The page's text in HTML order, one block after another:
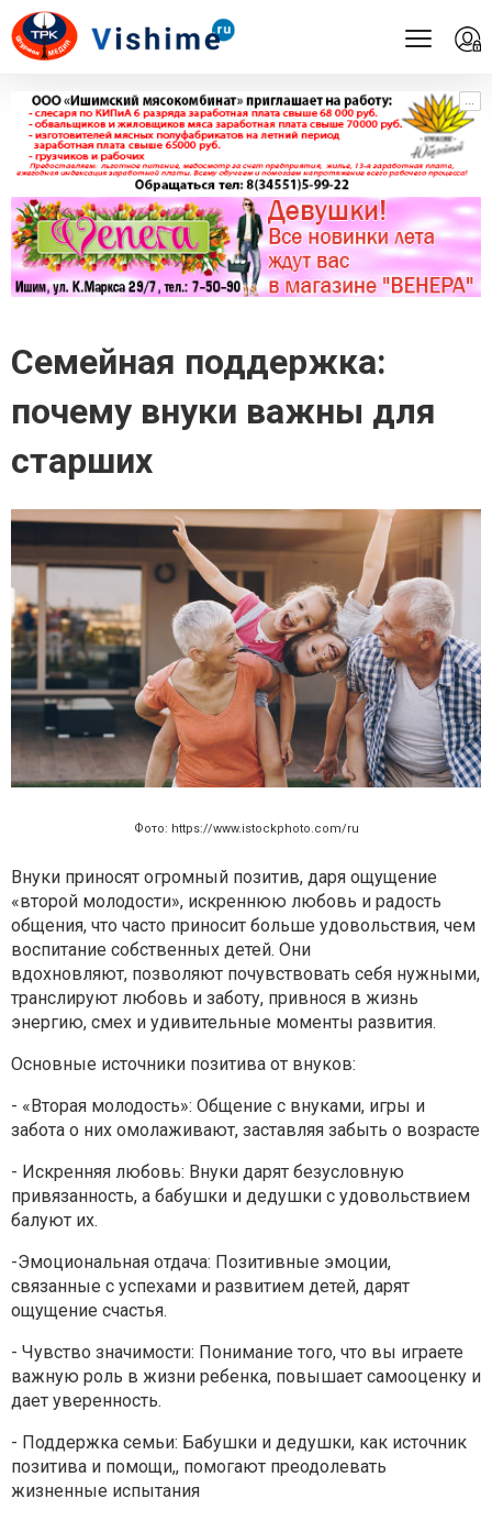
...
...
Семейная поддержка:
почему внуки важны для
старших
Фото: https://www.istockphoto.com/ru
Внуки приносят огромный позитив, даря ощущение
«второй молодости», искреннюю любовь и радость
общения, что часто приносит больше удовольствия, чем
воспитание собственных детей. Они
вдохновляют, позволяют почувствовать себя нужными,
транслируют любовь и заботу, привнося в жизнь
энергию, смех и удивительные моменты развития.
Основные источники позитива от внуков:
- «Вторая молодость»: Общение с внуками, игры и
забота о них омолаживают, заставляя забыть о возрасте
- Искренняя любовь: Внуки дарят безусловную
привязанность, а бабушки и дедушки с удовольствием
балуют их.
-Эмоциональная отдача: Позитивные эмоции,
связанные с успехами и развитием детей, дарят
ощущение счастья.
- Чувство значимости: Понимание того, что вы играете
важную роль в жизни ребенка, повышает самооценку и
дает уверенность.
- Поддержка семьи: Бабушки и дедушки, как источник
позитива и помощи,, помогают преодолевать
жизненные испытания